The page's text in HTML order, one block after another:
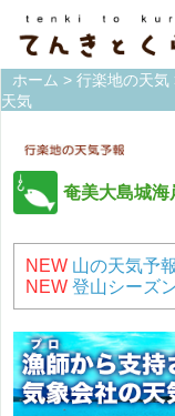
ホーム > 行楽地の天気
天気
奄美大島城海
NEW 山の天気予
NEW 登山シーズ